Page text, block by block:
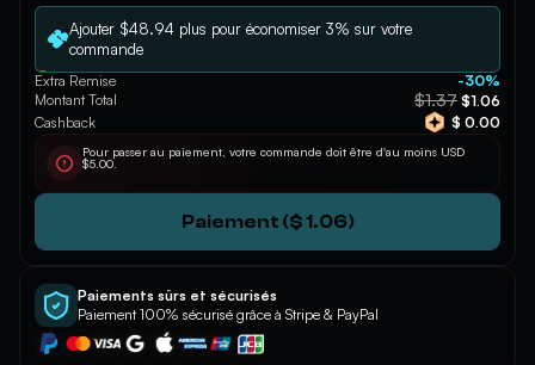
Appliquer
Ajouter $48.94 plus pour économiser 3% sur votre
commande
Extra Remise
-30%
Montant Total
$1.37 $1.06
Cashback
$ 0.00
Pour passer au paiement, votre commande doit être d'au moins USD
$5.00.
Paiement ($ 1.06)
Paiements sûrs et sécurisés
Paiement 100% sécurisé grâce à Stripe & PayPal